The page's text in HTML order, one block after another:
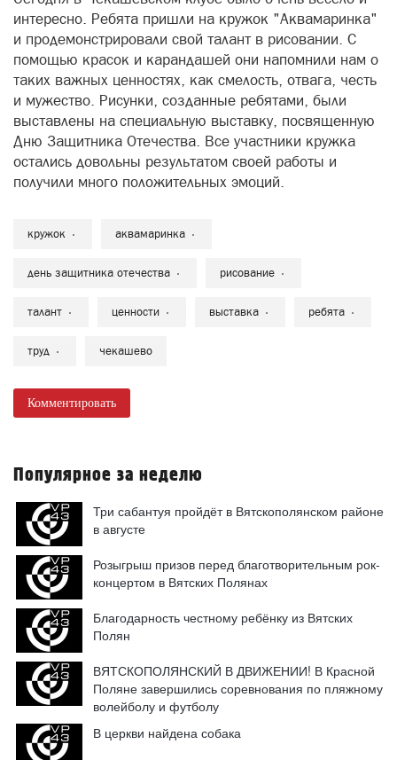
интересно. Ребята пришли на кружок "Аквамаринка"
и продемонстрировали свой талант в рисовании. С
помощью красок и карандашей они напомнили нам о
таких важных ценностях, как смелость, отвага, честь
и мужество. Рисунки, созданные ребятами, были
выставлены на специальную выставку, посвященную
Дню Защитника Отечества. Все участники кружка
остались довольны результатом своей работы и
получили много положительных эмоций.
кружок аквамаринка
день защитника отечества рисование
талант ценности выставка ребята
труд чекашево
Комментировать
Популярное за неделю
Три сабантуя пройдёт в Вятскополянском районе
в августе
Розыгрыш призов перед благотворительным рок-
концертом в Вятских Полянах
Благодарность честному ребёнку из Вятских
Полян
ВЯТСКОПОЛЯНСКИЙ В ДВИЖЕНИИ! В Красной
Поляне завершились соревнования по пляжному
волейболу и футболу
В церкви найдена собака